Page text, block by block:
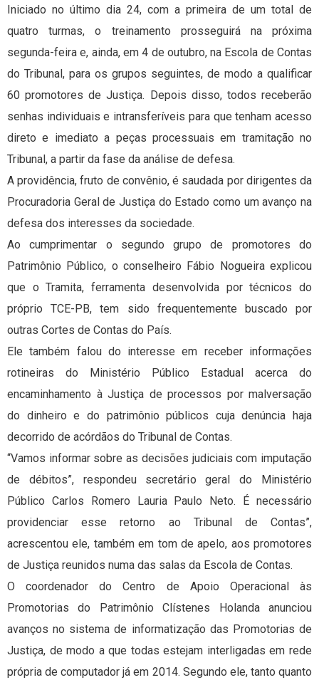
Iniciado no último dia 24, com a primeira de um total de
quatro turmas, o treinamento prosseguirá na próxima
segunda-feira e, ainda, em 4 de outubro, na Escola de Contas
do Tribunal, para os grupos seguintes, de modo a qualificar
60 promotores de Justiça. Depois disso, todos receberão
senhas individuais e intransferíveis para que tenham acesso
direto e imediato a peças processuais em tramitação no
Tribunal, a partir da fase da análise de defesa.
A providência, fruto de convênio, é saudada por dirigentes da
Procuradoria Geral de Justiça do Estado como um avanço na
defesa dos interesses da sociedade.
Ao cumprimentar o segundo grupo de promotores do
Patrimônio Público, o conselheiro Fábio Nogueira explicou
que o Tramita, ferramenta desenvolvida por técnicos do
próprio TCE-PB, tem sido frequentemente buscado por
outras Cortes de Contas do País.
Ele também falou do interesse em receber informações
rotineiras do Ministério Público Estadual acerca do
encaminhamento à Justiça de processos por malversação
do dinheiro e do patrimônio públicos cuja denúncia haja
decorrido de acórdãos do Tribunal de Contas.
“Vamos informar sobre as decisões judiciais com imputação
de débitos”, respondeu secretário geral do Ministério
Público Carlos Romero Lauria Paulo Neto. É necessário
providenciar esse retorno ao Tribunal de Contas”,
acrescentou ele, também em tom de apelo, aos promotores
de Justiça reunidos numa das salas da Escola de Contas.
O coordenador do Centro de Apoio Operacional às
Promotorias do Patrimônio Clístenes Holanda anunciou
avanços no sistema de informatização das Promotorias de
Justiça, de modo a que todas estejam interligadas em rede
própria de computador já em 2014. Segundo ele, tanto quanto